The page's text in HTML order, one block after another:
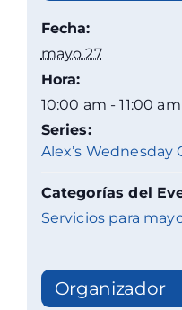
Fecha:
mayo 27
Hora:
10:00 am - 11:00 am
Series:
Alex’s
Categorías del
Servicios para
Organizador